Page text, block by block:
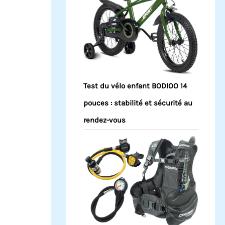
Test du vélo enfant BODIOO 14
pouces : stabilité et sécurité au
rendez-vous